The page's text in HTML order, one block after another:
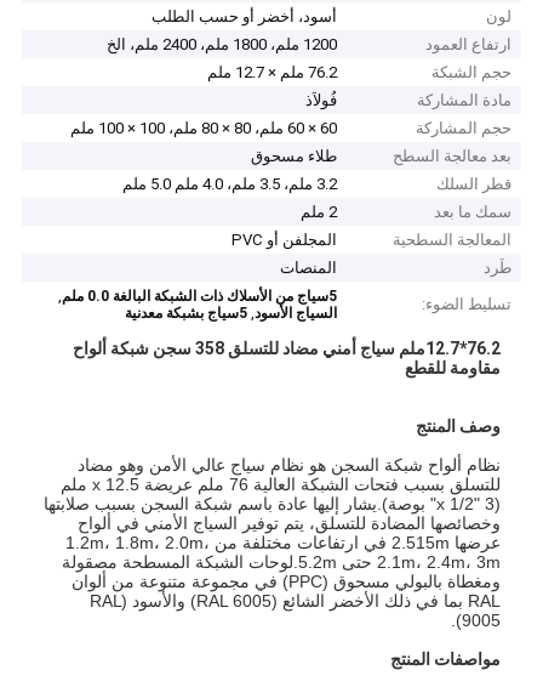
لون
أسود، أخضر أو ​​حسب الطلب
ارتفاع العمود
1200 ملم، 1800 ملم، 2400 ملم، الخ
حجم الشبكة
76.2 ملم × 12.7 ملم
مادة المشاركة
فُولاَذ
حجم المشاركة
60 × 60 ملم، 80 × 80 ملم، 100 × 100 ملم
بعد معالجة السطح
طلاء مسحوق
قطر السلك
3.2 ملم، 3.5 ملم، 4.0 ملم 5.0 ملم
سمك ما بعد
2 ملم
المعالجة السطحية
المجلفن أو PVC
طَرد
المنصات
تسليط الضوء:
5سياج من الأسلاك ذات الشبكة البالغة 0.0 ملم ,
السياج الأسود,5سياج بشبكة معدنية
76.2*12.7ملم سياج أمني مضاد للتسلق 358 سجن شبكة ألواح
مقاومة للقطع
وصف المنتج
نظام ألواح شبكة السجن هو نظام سياج عالي الأمن وهو مضاد
للتسلق بسبب فتحات الشبكة العالية 76 ملم عريضة x 12.5 ملم
(3 "x 1/2" بوصة).يشار إليها عادة باسم شبكة السجن بسبب صلابتها
وخصائصها المضادة للتسلق، يتم توفير السياج الأمني في ألواح
عرضها 2.515m في ارتفاعات مختلفة من 1.2m، 1.8m، 2.0m،
2.1m، 2.4m، 3m حتى 5.2m.لوحات الشبكة المسطحة مصقولة
ومغطاة بالبولي مسحوق (PPC) في مجموعة متنوعة من ألوان
RAL بما في ذلك الأخضر الشائع (RAL 6005) والأسود (RAL
9005).
مواصفات المنتج